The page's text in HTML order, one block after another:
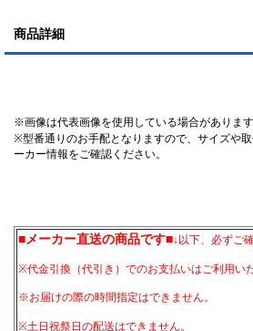
商品詳細
※画像は代表画像を使用している場合があります
※型番通りのお手配となりますので、サイズや
ーカー情報をご確認ください。
■メーカー直送の商品です■↓以下、必ずご
※代金引換（代引き）でのお支払いはご利用い
※お届けの際の時間指定はできません。
※土日祝祭日の配送はできません。